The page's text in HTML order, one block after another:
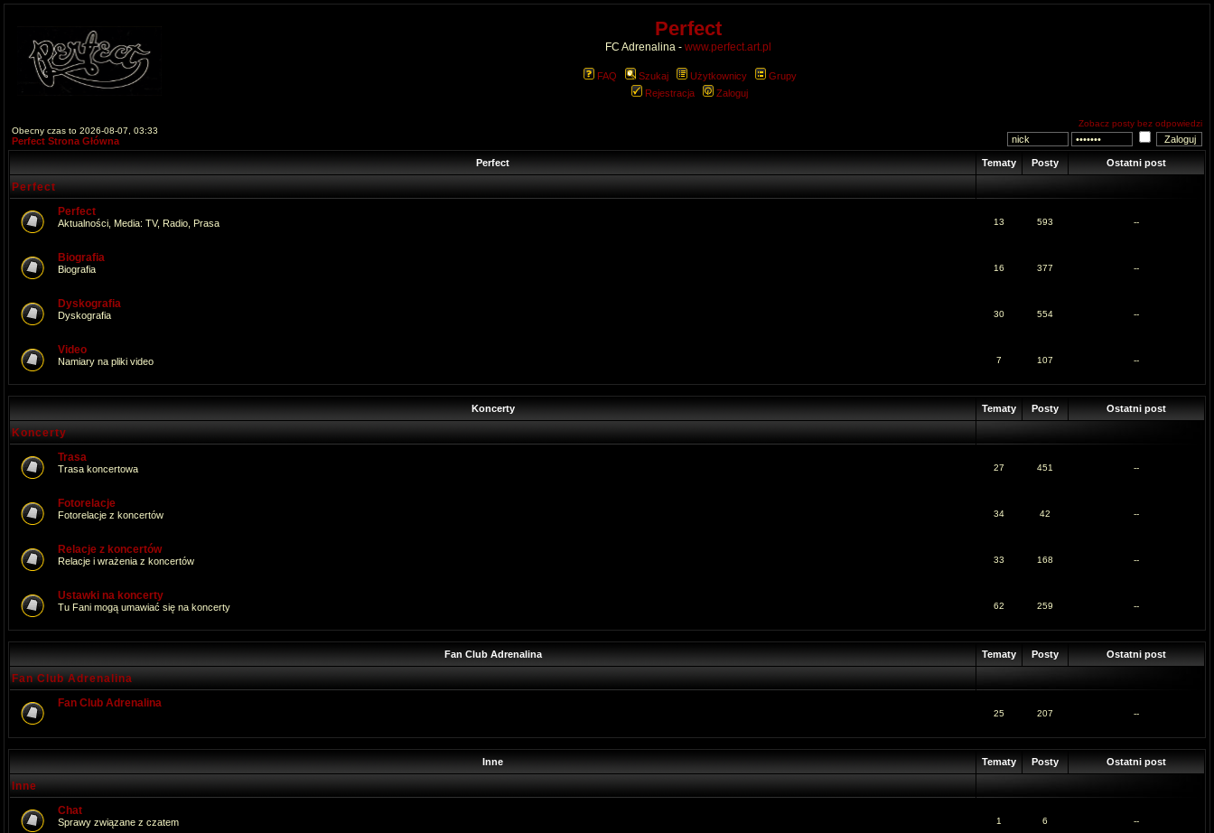
Perfect
FC Adrenalina - www.perfect.art.pl
FAQ Szukaj Użytkownicy
Grupy
Rejestracja
Zaloguj
Obecny czas to 2026-08-07, 03:33
Perfect Strona Główna
Zobacz posty bez odpowiedzi
Perfect Tematy Posty Ostatni post
Perfect
Perfect
Aktualności, Media: TV, Radio, Prasa 13 593 --
Biografia
Biografia 16 377 --
Dyskografia
Dyskografia 30 554 --
Video
Namiary na pliki video 7 107 --
Koncerty Tematy Posty Ostatni post
Koncerty
Trasa
Trasa koncertowa 27 451 --
Fotorelacje
Fotorelacje z koncertów 34 42 --
Relacje z koncertów
Relacje i wrażenia z koncertów 33 168 --
Ustawki na koncerty
Tu Fani mogą umawiać się na koncerty 62 259 --
Fan Club Adrenalina Tematy Posty Ostatni post
Fan Club Adrenalina
Fan Club Adrenalina
25 207 --
Inne Tematy Posty Ostatni post
Inne
Chat
Sprawy związane z czatem 1 6 --